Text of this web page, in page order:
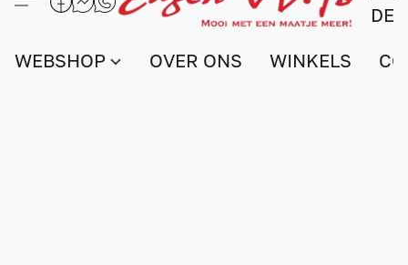
DE
WEBSHOP OVER ONS WINKELS